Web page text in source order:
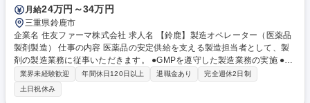
月給24万円～34万円
三重県鈴鹿市
企業名 住友ファーマ株式会社 求人名 【鈴鹿】製造オペレーター（医薬品
製剤製造） 仕事の内容 医薬品の安定供給を支える製造担当者として、製
剤の製造業務に従事いただきます。 ●GMPを遵守した製造業務の実施 ●秤
量、造粒、混合、打錠、コーティング等の製剤業務 ●製造設備の運転、洗
浄および日常点検 ●製造記録の作成および確認 ●品質異常発生時の対応 ●
生産性向上、品質向上などの改善活動への参画 ●安全活動への参画 募集職
業界未経験歓迎 年間休日120日以上 退職金あり
完全週休2日制
土日祝休み